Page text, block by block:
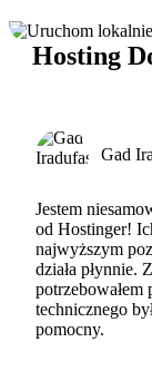
Hosting
Gad
Jestem
od Hostinger!
najwyższym
działa płynnie.
potrzebowałem
technicznego
pomocny.